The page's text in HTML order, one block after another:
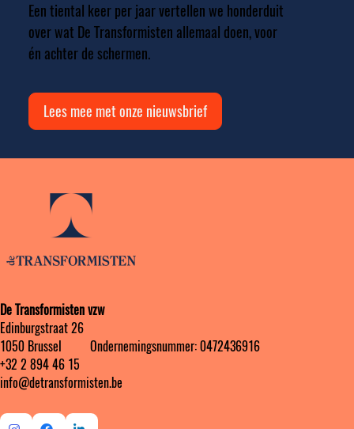
Een tiental keer per jaar vertellen we honderduit
over wat De Transformisten allemaal doen, voor
én achter de schermen.
Lees mee met onze nieuwsbrief
De Transformisten vzw
Edinburgstraat 26
1050 Brussel ‎ ‎‎‎ ‎ ‎ ‎ ‎ ‎ ‎ Ondernemingsnummer: 0472436916
+32 2 894 46 15
info@detransformisten.be